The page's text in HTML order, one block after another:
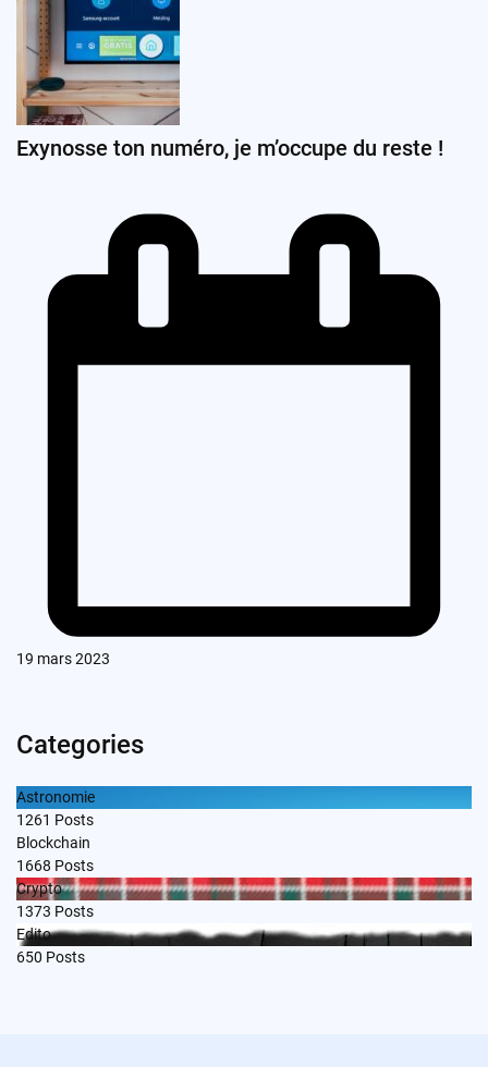
Exynosse ton numéro, je m’occupe du reste !
19 mars 2023
Categories
Astronomie
1261 Posts
Blockchain
1668 Posts
Crypto
1373 Posts
Edito
650 Posts